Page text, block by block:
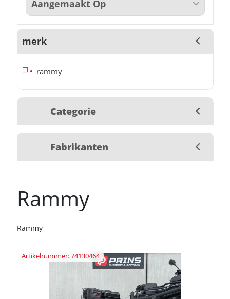
merk
rammy
Categorie
Fabrikanten
Rammy
Rammy
Artikelnummer: 74130464